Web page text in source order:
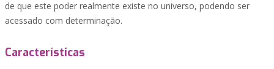
de que este poder realmente existe no universo, podendo ser
acessado com determinação.
Características